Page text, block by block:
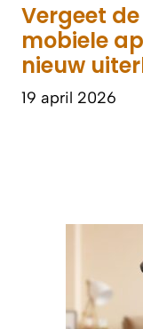
Vergeet
mobiele
nieuw
19 april 2026